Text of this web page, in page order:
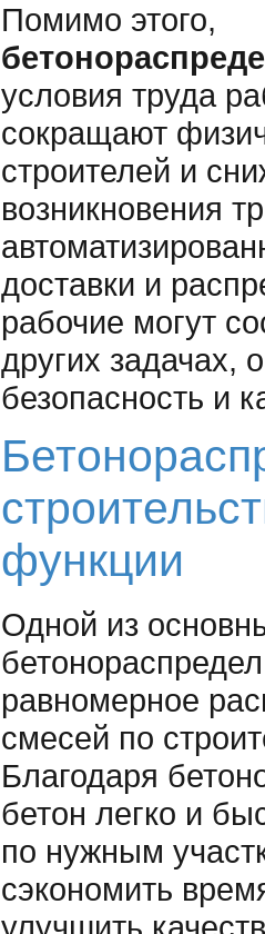
Помимо этого,
условия труда
сокращают
строителей и
возникновения
доставки и
рабочие могут
других задачах,
безопасность и
функции
Одной из
равномерное
смесей по
Благодаря
бетон легко и
по нужным
сэкономить